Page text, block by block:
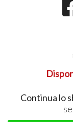
Continua lo